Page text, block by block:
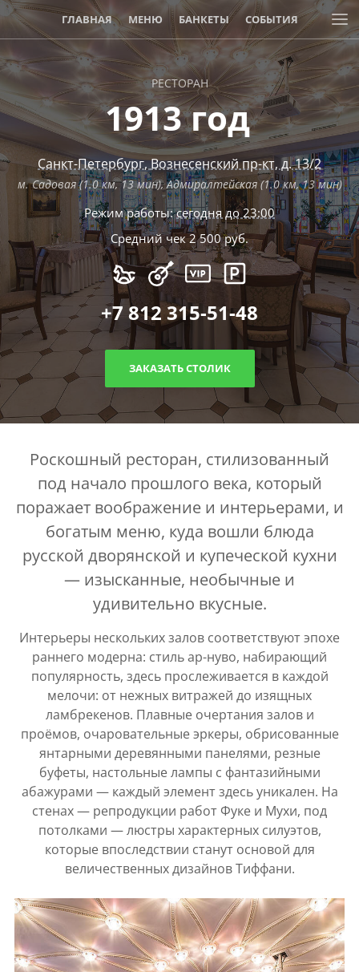
ГЛАВНАЯ МЕНЮ БАНКЕТЫ СОБЫТИЯ
РЕСТОРАН
1913 год
Санкт-Петербург,Вознесенский пр-кт, д. 13/2
м. Садовая (1.0 км, 13 мин), Адмиралтейская (1.0 км, 13 мин)
Режим работы:сегодня до 23:00
Средний чек 2 500 руб.
+7 812 315-51-48
ЗАКАЗАТЬ СТОЛИК
Роскошный ресторан, стилизованный
под начало прошлого века, который
поражает воображение и интерьерами, и
богатым меню, куда вошли блюда
русской дворянской и купеческой кухни
— изысканные, необычные и
удивительно вкусные.
Интерьеры нескольких залов соответствуют эпохе
раннего модерна: стиль ар-нуво, набирающий
популярность, здесь прослеживается в каждой
мелочи: от нежных витражей до изящных
ламбрекенов. Плавные очертания залов и
проёмов, очаровательные эркеры, обрисованные
янтарными деревянными панелями, резные
буфеты, настольные лампы с фантазийными
абажурами — каждый элемент здесь уникален. На
стенах — репродукции работ Фуке и Мухи, под
потолками — люстры характерных силуэтов,
которые впоследствии станут основой для
величественных дизайнов Тиффани.